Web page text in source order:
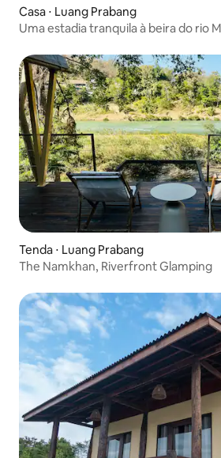
Casa ⋅ Luang Prabang
Uma estadia tranquila à beira do rio
Tenda ⋅ Luang Prabang
The Namkhan, Riverfront Glamping